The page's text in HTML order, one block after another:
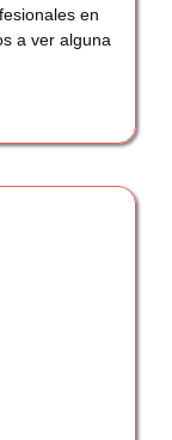
en
a ver alguna